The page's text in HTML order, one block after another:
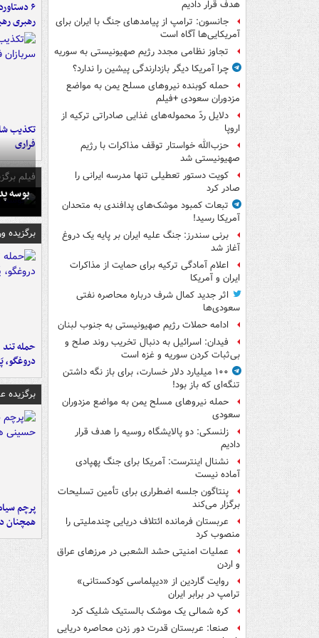
هدف قرار دادیم
جانسون: ترامپ از پیامدهای جنگ با ایران برای
آمریکایی‌ها آگاه است
تجاوز نظامی مجدد رژیم صهیونیستی به سوریه
چرا آمریکا دیگر بازدارندگی پیشین را ندارد؟
حمله کوبنده نیروهای مسلح یمن به مواضع
مزدوران سعودی +فیلم
دلایل ردّ محموله‌های غذایی صادراتی ترکیه از
اروپا
حزب‌الله خواستار توقف مذاکرات با رژیم
صهیونیستی شد
کویت دستور تعطیلی تنها مدرسه ایرانی را
صادر کرد
تبعات کمبود موشک‌های پدافندی به متحدان
آمریکا رسید!
برنی سندرز: جنگ علیه ایران بر پایه یک دروغ
آغاز شد
اعلام آمادگی ترکیه برای حمایت از مذاکرات
ایران و آمریکا
اثر جدید کمال شرف درباره محاصره نفتی
سعودی‌ها
ادامه حملات رژیم صهیونیستی به جنوب لبنان
فیدان: اسرائیل به دنبال تخریب روند صلح و
بی‌ثبات کردن سوریه و غزه است
۱۰۰ میلیارد دلار خسارت، برای باز نگه داشتن
تنگه‌ای که باز بود!
حمله نیروهای مسلح یمن به مواضع مزدوران
سعودی
زلنسکی: دو پالایشگاه روسیه را هدف قرار
دادیم
نشنال اینترست: آمریکا برای جنگ پهپادی
آماده نیست
پنتاگون جلسه اضطراری برای تأمین تسلیحات
برگزار می‌کند
عربستان فرمانده ائتلاف دریایی چندملیتی را
منصوب کرد
عملیات امنیتی حشد الشعبی در مرزهای عراق
و اردن
روایت گاردین از «دیپلماسی کودکستانی»
ترامپ در برابر ایران
کره شمالی یک موشک بالستیک شلیک کرد
صنعا: عربستان قدرت دور زدن محاصره دریایی
رهبری
تکذیب
فراری
فیلم
بوسه‌
برگزیده
حمله تند
پرچم
همچنان